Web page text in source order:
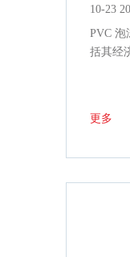
10-23
PVC 泡
括其经
更多